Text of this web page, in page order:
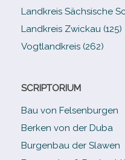
Landkreis Sächsische
Landkreis Zwickau (125)
Vogtlandkreis (262)
SCRIPTORIUM
Bau von Felsenburgen
Berken von der Duba
Burgenbau der Slawen